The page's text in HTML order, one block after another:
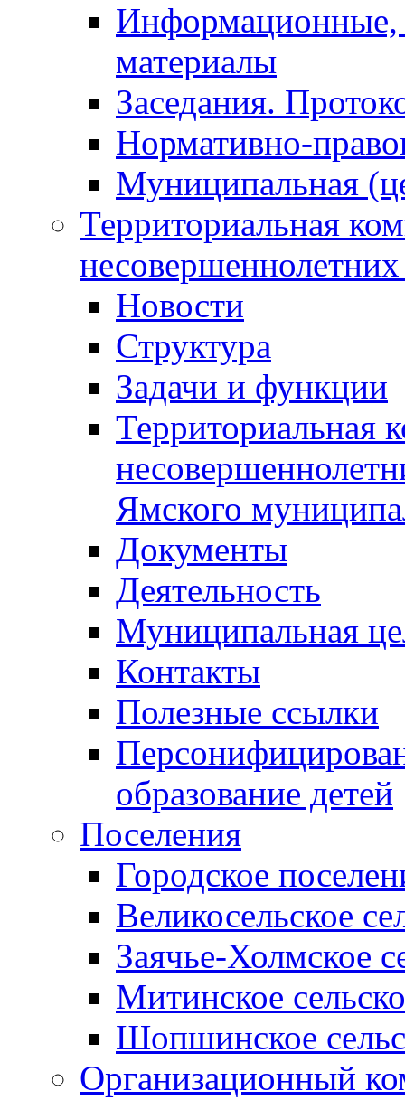
Информационные,
материалы
Заседания.
Нормативно-
Муниципальная
Территориальная
Новости
Структура
Задачи и функции
Территориальная
Ямского
Документы
Деятельность
Муниципальная
Контакты
Полезные ссылки
образование детей
Поселения
Городское
Великосельское
Заячье-Холмское
Митинское
Шопшинское
Организационный